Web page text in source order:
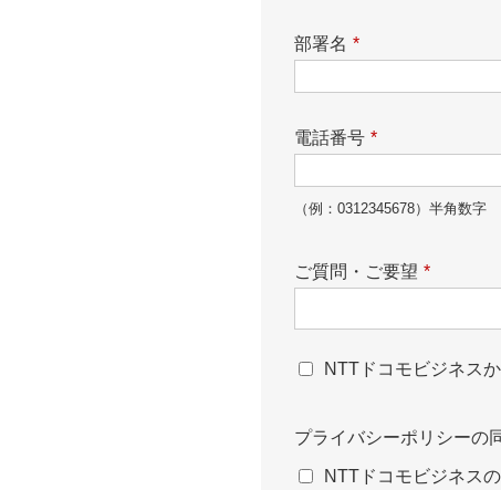
*
部署名
*
電話番号
（例：0312345678）半角数字
*
ご質問・ご要望
NTTドコモビジネス
プライバシーポリシーの
NTTドコモビジネスの